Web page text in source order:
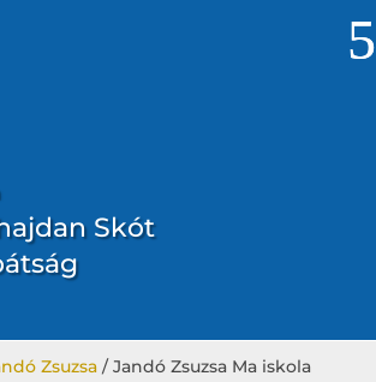
Skót
Zsuzsa / Jandó Zsuzsa Ma iskola